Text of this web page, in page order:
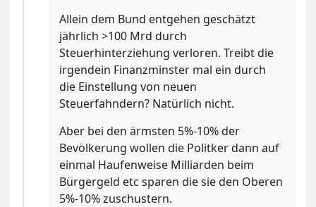
Allein dem Bund entgehen geschätzt
jährlich >100 Mrd durch
Steuerhinterziehung verloren. Treibt die
irgendein Finanzminster mal ein durch
die Einstellung von neuen
Steuerfahndern? Natürlich nicht.
Aber bei den ärmsten 5%-10% der
Bevölkerung wollen die Politker dann auf
einmal Haufenweise Milliarden beim
Bürgergeld etc sparen die sie den Oberen
5%-10% zuschustern.